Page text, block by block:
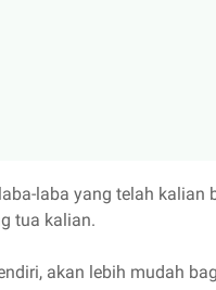
laba yang telah kalian
tua kalian.
akan lebih mudah